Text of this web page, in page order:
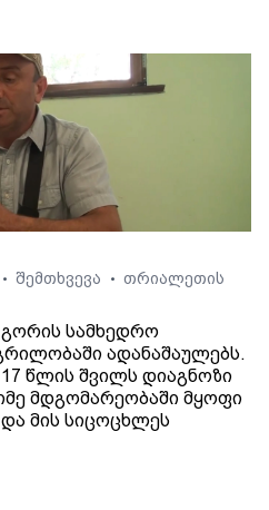
• შემთხვევა • თრიალეთის
სამხედრო
ადანაშაულებს.
17 წლის შვილს დიაგნოზი
მდგომარეობაში მყოფი
მის სიცოცხლეს